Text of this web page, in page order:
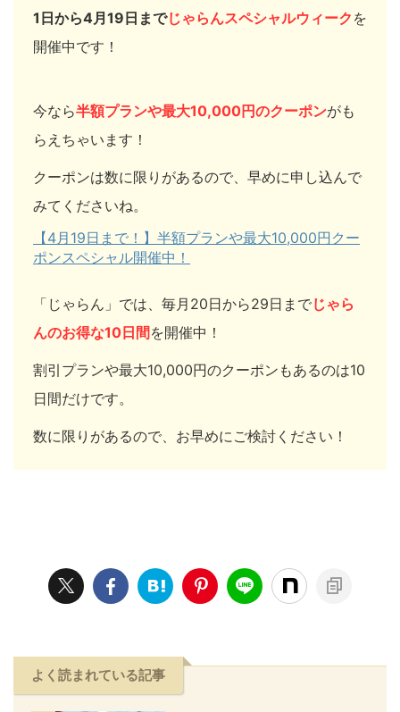
1日から4月19日までじゃらんスペシャルウィーク を
開催中です！
今なら半額プランや最大10,000円のクーポンがも
らえちゃいます！
クーポンは数に限りがあるので、早めに申し込んで
みてくださいね。
【4月19日まで！】半額プランや最大10,000円クー
ポンスペシャル開催中！
「じゃらん」では、毎月20日から29日までじゃら
んのお得な10日間 を開催中！
割引プランや最大10,000円のクーポンもあるのは10
日間だけです。
数に限りがあるので、お早めにご検討ください！
よく読まれている記事